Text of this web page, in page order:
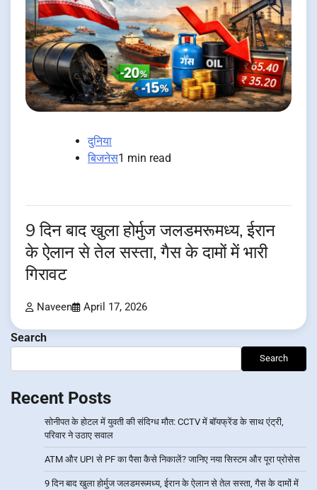
दुनिया
बिजनेस1 min read
9 दिन बाद खुला होर्मुज जलडमरूमध्य, ईरान
के ऐलान से तेल सस्ता, गैस के दामों में भारी
गिरावट
Naveen April 17, 2026
Search
Search
Recent Posts
सोनीपत के होटल में युवती की संदिग्ध मौत: CCTV में बॉयफ्रेंड के साथ एंट्री,
परिवार ने उठाए सवाल
ATM और UPI से PF का पैसा कैसे निकालें? जानिए नया सिस्टम और पूरा प्रोसेस
9 दिन बाद खुला होर्मुज जलडमरूमध्य, ईरान के ऐलान से तेल सस्ता, गैस के दामों में